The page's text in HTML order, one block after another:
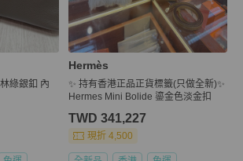
Hermès
✨ 持有香港正品正貨標籤(只做全新)✨
Hermes Mini Bolide 鎏金色淡金扣
TWD 341,227
現折 4,500